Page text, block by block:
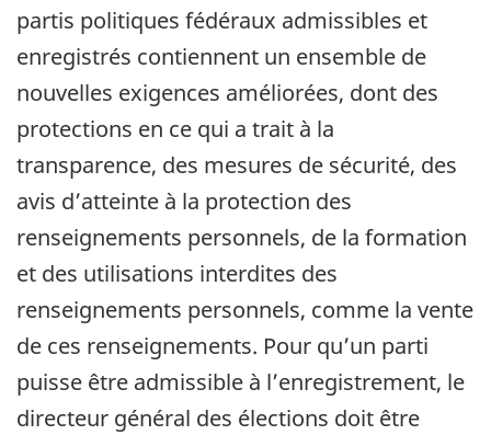
partis politiques fédéraux admissibles et
enregistrés contiennent un ensemble de
nouvelles exigences améliorées, dont des
protections en ce qui a trait à la
transparence, des mesures de sécurité, des
avis d’atteinte à la protection des
renseignements personnels, de la formation
et des utilisations interdites des
renseignements personnels, comme la vente
de ces renseignements. Pour qu’un parti
puisse être admissible à l’enregistrement, le
directeur général des élections doit être